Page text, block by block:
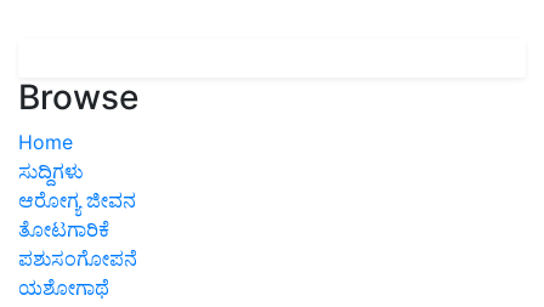
Browse
Home
ಸುದ್ದಿಗಳು
ಆರೋಗ್ಯ ಜೀವನ
ತೋಟಗಾರಿಕೆ
ಪಶುಸಂಗೋಪನೆ
ಯಶೋಗಾಥೆ